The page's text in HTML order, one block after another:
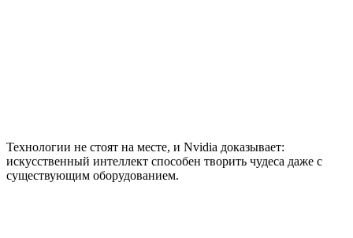
Технологии не стоят на месте, и Nvidia доказывает:
искусственный интеллект способен творить чудеса даже с
существующим оборудованием.